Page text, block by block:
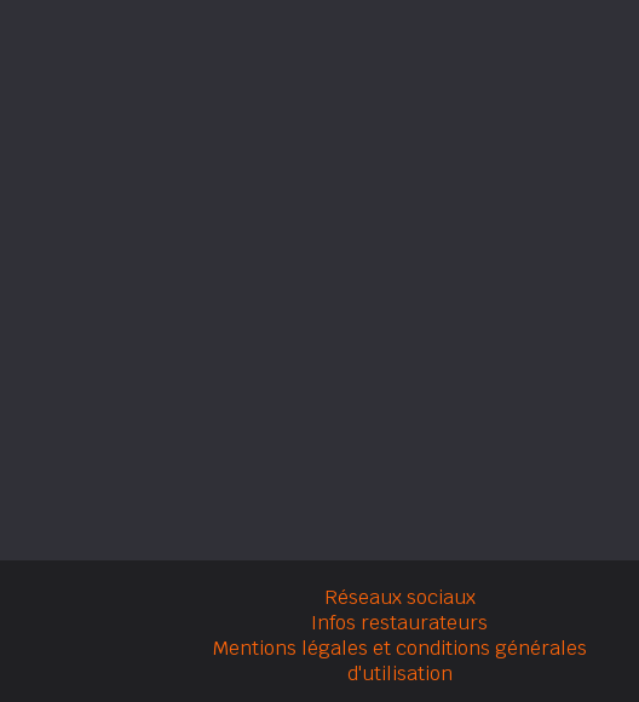
Réseaux sociaux
Infos restaurateurs
Mentions légales et conditions générales
d'utilisation